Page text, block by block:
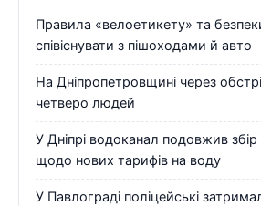
Правила «велоетикету» та
співіснувати з пішоходами й авто
На Дніпропетровщині через
четверо людей
У Дніпрі водоканал подовжив збір
щодо нових тарифів на воду
У Павлограді поліцейські